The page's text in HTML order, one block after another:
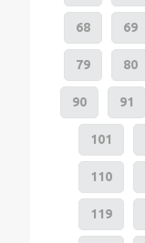
68 69
79 80
90 91
101
110
119